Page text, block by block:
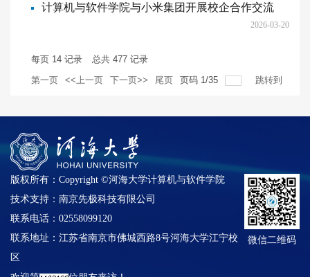
计算机与软件学院与小米集团开展校企合作交流
2026-03-20
每页 14 记录 总共 477 记录
第一页
<<上一页 下一页>> 尾页 页码 1 /35 跳转到
版权所有：Copyright ©河海大学计算机与软件学院
技术支持：南京先极科技有限公司
联系电话：02558099120
联系地址：江苏省南京市佛城西路8号河海大学江宁校
区
微信二维码